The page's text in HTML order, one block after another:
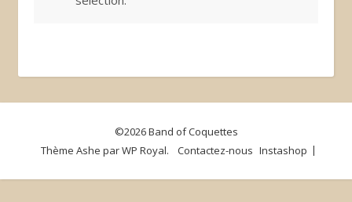
©2026 Band of Coquettes
Contactez-nous Instashop
Thème Ashe parWP Royal.